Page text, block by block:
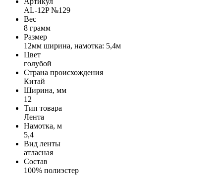
AL-12P №129
Вес
8 грамм
Размер
12мм ширина, намотка: 5,4м
Цвет
голубой
Страна происхождения
Китай
Ширина, мм
12
Тип товара
Лента
Намотка, м
5,4
Вид ленты
атласная
Состав
100% полиэстер